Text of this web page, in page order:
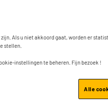
Als u niet akkoord gaat, worden er
stellen.
instellingen te beheren. Fijn bezoek !
Alle